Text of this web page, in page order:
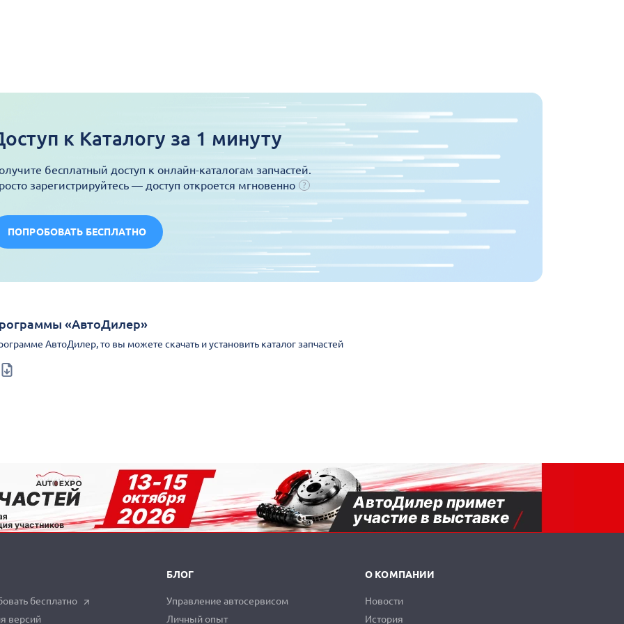
к Каталогу за 1 минуту
бесплатный доступ к онлайн-каталогам запчастей.
зарегистрируйтесь — доступ откроется мгновенно
ПОПРОБОВАТЬ БЕСПЛАТНО
«АвтоДилер»
АвтоДилер, то вы можете скачать и установить каталог запчастей
бесплатно
версий
БЛОГ
Управление автосервисом
Личный опыт
О КОМПАНИИ
Новости
История